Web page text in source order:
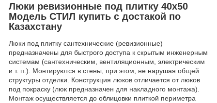
Люки ревизионные под плитку 40х50
Модель СТИЛ купить с достакой по
Казахстану
Люки под плитку сантехнические (ревизионные)
предназначены для быстрого доступа к скрытым инженерным
системам (сантехническим, вентиляционным, электрическим
и т. п.). Монтируются в стены, при этом, не нарушая общей
структуры отделки. Конструкция люков отличается от люков
под покраску (люк предназначен для накладного монтажа).
Монтаж осуществляется до облицовки плиткой периметра